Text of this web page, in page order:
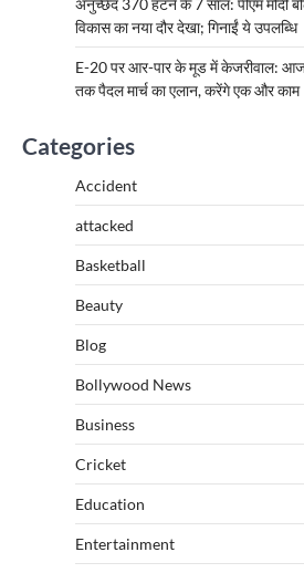
अनुच्छेद 370 हटने के 7 साल: पीएम मोदी
विकास का नया दौर देखा; गिनाईं ये उपलब्धि
E-20 पर आर-पार के मूड में केजरीवाल:
तक पैदल मार्च का एलान, करेंगे एक और काम
Categories
Accident
attacked
Basketball
Beauty
Blog
Bollywood News
Business
Cricket
Education
Entertainment